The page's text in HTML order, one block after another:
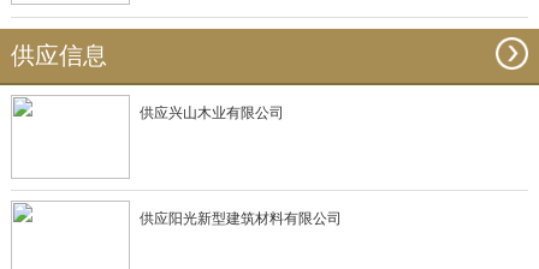
供应信息
供应兴山木业有限公司
供应阳光新型建筑材料有限公司